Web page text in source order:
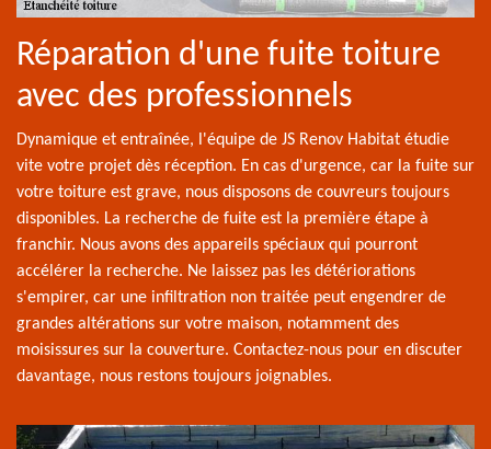
Réparation d'une fuite toiture
avec des professionnels
Dynamique et entraînée, l'équipe de JS Renov Habitat étudie
vite votre projet dès réception. En cas d'urgence, car la fuite sur
votre toiture est grave, nous disposons de couvreurs toujours
disponibles. La recherche de fuite est la première étape à
franchir. Nous avons des appareils spéciaux qui pourront
accélérer la recherche. Ne laissez pas les détériorations
s'empirer, car une infiltration non traitée peut engendrer de
grandes altérations sur votre maison, notamment des
moisissures sur la couverture. Contactez-nous pour en discuter
davantage, nous restons toujours joignables.